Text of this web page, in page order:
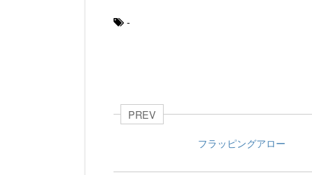
-
PREV
フラッピングアロー